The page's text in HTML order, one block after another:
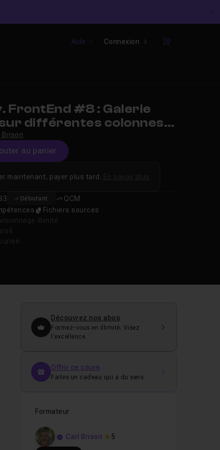
Aide Connexion
Panier
FrontEnd #8 : Galerie
différentes colonnes
Brison
au panier
Débutant
QCM
Fichiers sources
maintenant, payer plus tard.
Découvrez nos abos
Formez-vous en illimité. Visez
l’excellence.
Offrir ce cours
Faites un cadeau qui a du sens.
Formateur
Carl Brison 5